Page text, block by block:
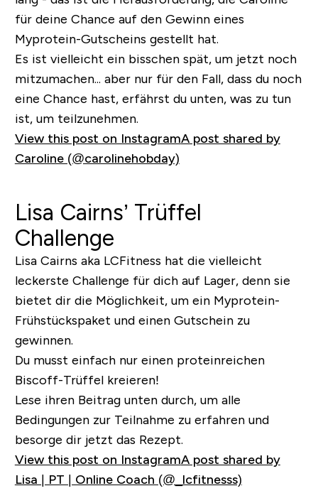
für deine Chance auf den Gewinn eines
Myprotein-Gutscheins gestellt hat.
Es ist vielleicht ein bisschen spät, um jetzt noch
mitzumachen... aber nur für den Fall, dass du noch
eine Chance hast, erfährst du unten, was zu tun
ist, um teilzunehmen.
View this post on InstagramA post shared by
Caroline (@carolinehobday)
Lisa Cairns’ Trüffel
Challenge
Lisa Cairns aka LCFitness hat die vielleicht
leckerste Challenge für dich auf Lager, denn sie
bietet dir die Möglichkeit, um ein Myprotein-
Frühstückspaket und einen Gutschein zu
gewinnen.
Du musst einfach nur einen proteinreichen
Biscoff-Trüffel kreieren!
Lese ihren Beitrag unten durch, um alle
Bedingungen zur Teilnahme zu erfahren und
besorge dir jetzt das Rezept.
View this post on InstagramA post shared by
Lisa | PT | Online Coach (@_lcfitnesss)